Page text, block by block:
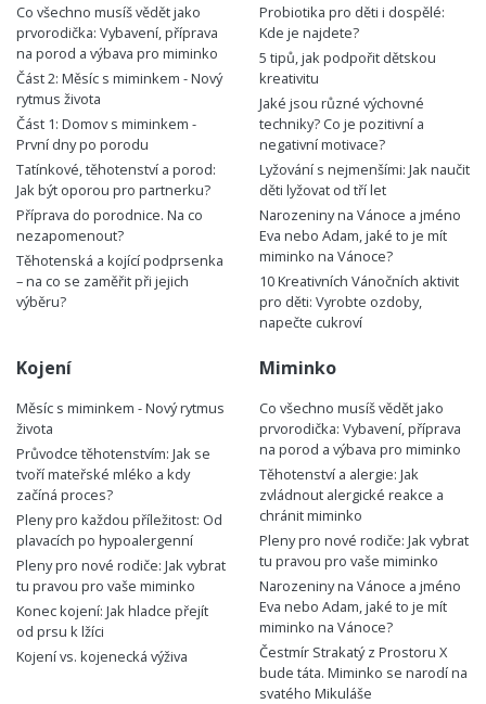
Co všechno musíš vědět jako
prvorodička: Vybavení, příprava
na porod a výbava pro miminko
Část 2: Měsíc s miminkem - Nový
rytmus života
Část 1: Domov s miminkem -
První dny po porodu
Tatínkové, těhotenství a porod:
Jak být oporou pro partnerku?
Příprava do porodnice. Na co
nezapomenout?
Těhotenská a kojící podprsenka
– na co se zaměřit při jejich
výběru?
Probiotika pro děti i dospělé:
Kde je najdete?
5 tipů, jak podpořit dětskou
kreativitu
Jaké jsou různé výchovné
techniky? Co je pozitivní a
negativní motivace?
Lyžování s nejmenšími: Jak naučit
děti lyžovat od tří let
Narozeniny na Vánoce a jméno
Eva nebo Adam, jaké to je mít
miminko na Vánoce?
10 Kreativních Vánočních aktivit
pro děti: Vyrobte ozdoby,
napečte cukroví
Kojení
Měsíc s miminkem - Nový rytmus
života
Průvodce těhotenstvím: Jak se
tvoří mateřské mléko a kdy
začíná proces?
Pleny pro každou příležitost: Od
plavacích po hypoalergenní
Pleny pro nové rodiče: Jak vybrat
tu pravou pro vaše miminko
Konec kojení: Jak hladce přejít
od prsu k lžíci
Kojení vs. kojenecká výživa
Miminko
Co všechno musíš vědět jako
prvorodička: Vybavení, příprava
na porod a výbava pro miminko
Těhotenství a alergie: Jak
zvládnout alergické reakce a
chránit miminko
Pleny pro nové rodiče: Jak vybrat
tu pravou pro vaše miminko
Narozeniny na Vánoce a jméno
Eva nebo Adam, jaké to je mít
miminko na Vánoce?
Čestmír Strakatý z Prostoru X
bude táta. Miminko se narodí na
svatého Mikuláše